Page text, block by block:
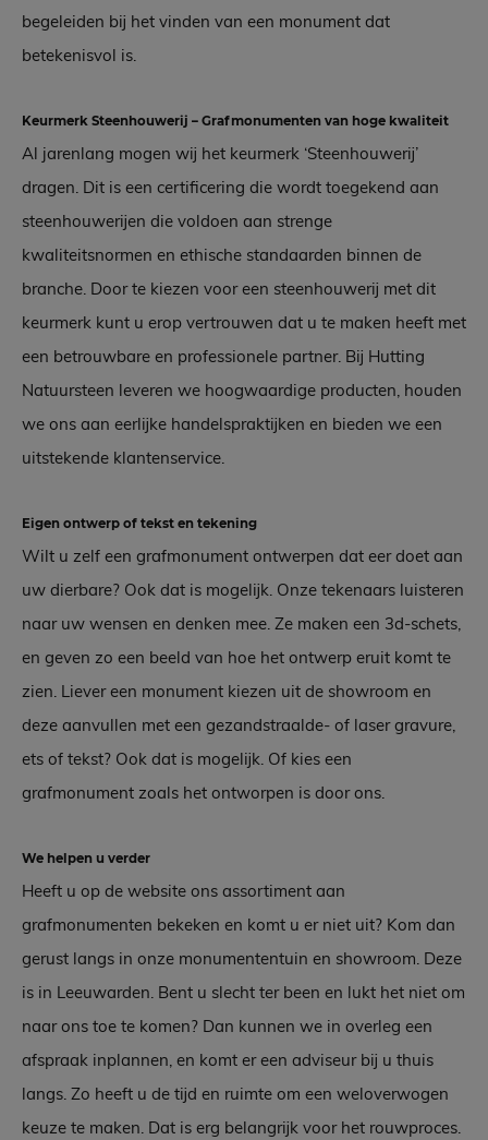
begeleiden bij het vinden van een monument dat
betekenisvol is.
Keurmerk Steenhouwerij – Grafmonumenten van hoge kwaliteit
Al jarenlang mogen wij het keurmerk ‘Steenhouwerij’
dragen. Dit is een certificering die wordt toegekend aan
steenhouwerijen die voldoen aan strenge
kwaliteitsnormen en ethische standaarden binnen de
branche. Door te kiezen voor een steenhouwerij met dit
keurmerk kunt u erop vertrouwen dat u te maken heeft met
een betrouwbare en professionele partner. Bij Hutting
Natuursteen leveren we hoogwaardige producten, houden
we ons aan eerlijke handelspraktijken en bieden we een
uitstekende klantenservice.
Eigen ontwerp of tekst en tekening
Wilt u zelf een grafmonument ontwerpen dat eer doet aan
uw dierbare? Ook dat is mogelijk. Onze tekenaars luisteren
naar uw wensen en denken mee. Ze maken een 3d-schets,
en geven zo een beeld van hoe het ontwerp eruit komt te
zien. Liever een monument kiezen uit de showroom en
deze aanvullen met een gezandstraalde- of laser gravure,
ets of tekst? Ook dat is mogelijk. Of kies een
grafmonument zoals het ontworpen is door ons.
We helpen u verder
Heeft u op de website ons assortiment aan
grafmonumenten bekeken en komt u er niet uit? Kom dan
gerust langs in onze monumententuin en showroom. Deze
is in Leeuwarden. Bent u slecht ter been en lukt het niet om
naar ons toe te komen? Dan kunnen we in overleg een
afspraak inplannen, en komt er een adviseur bij u thuis
langs. Zo heeft u de tijd en ruimte om een weloverwogen
keuze te maken. Dat is erg belangrijk voor het rouwproces.